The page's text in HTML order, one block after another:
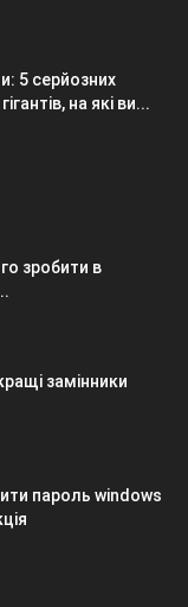
5 серйозних
на які ви...
зробити в
замінники
пароль windows